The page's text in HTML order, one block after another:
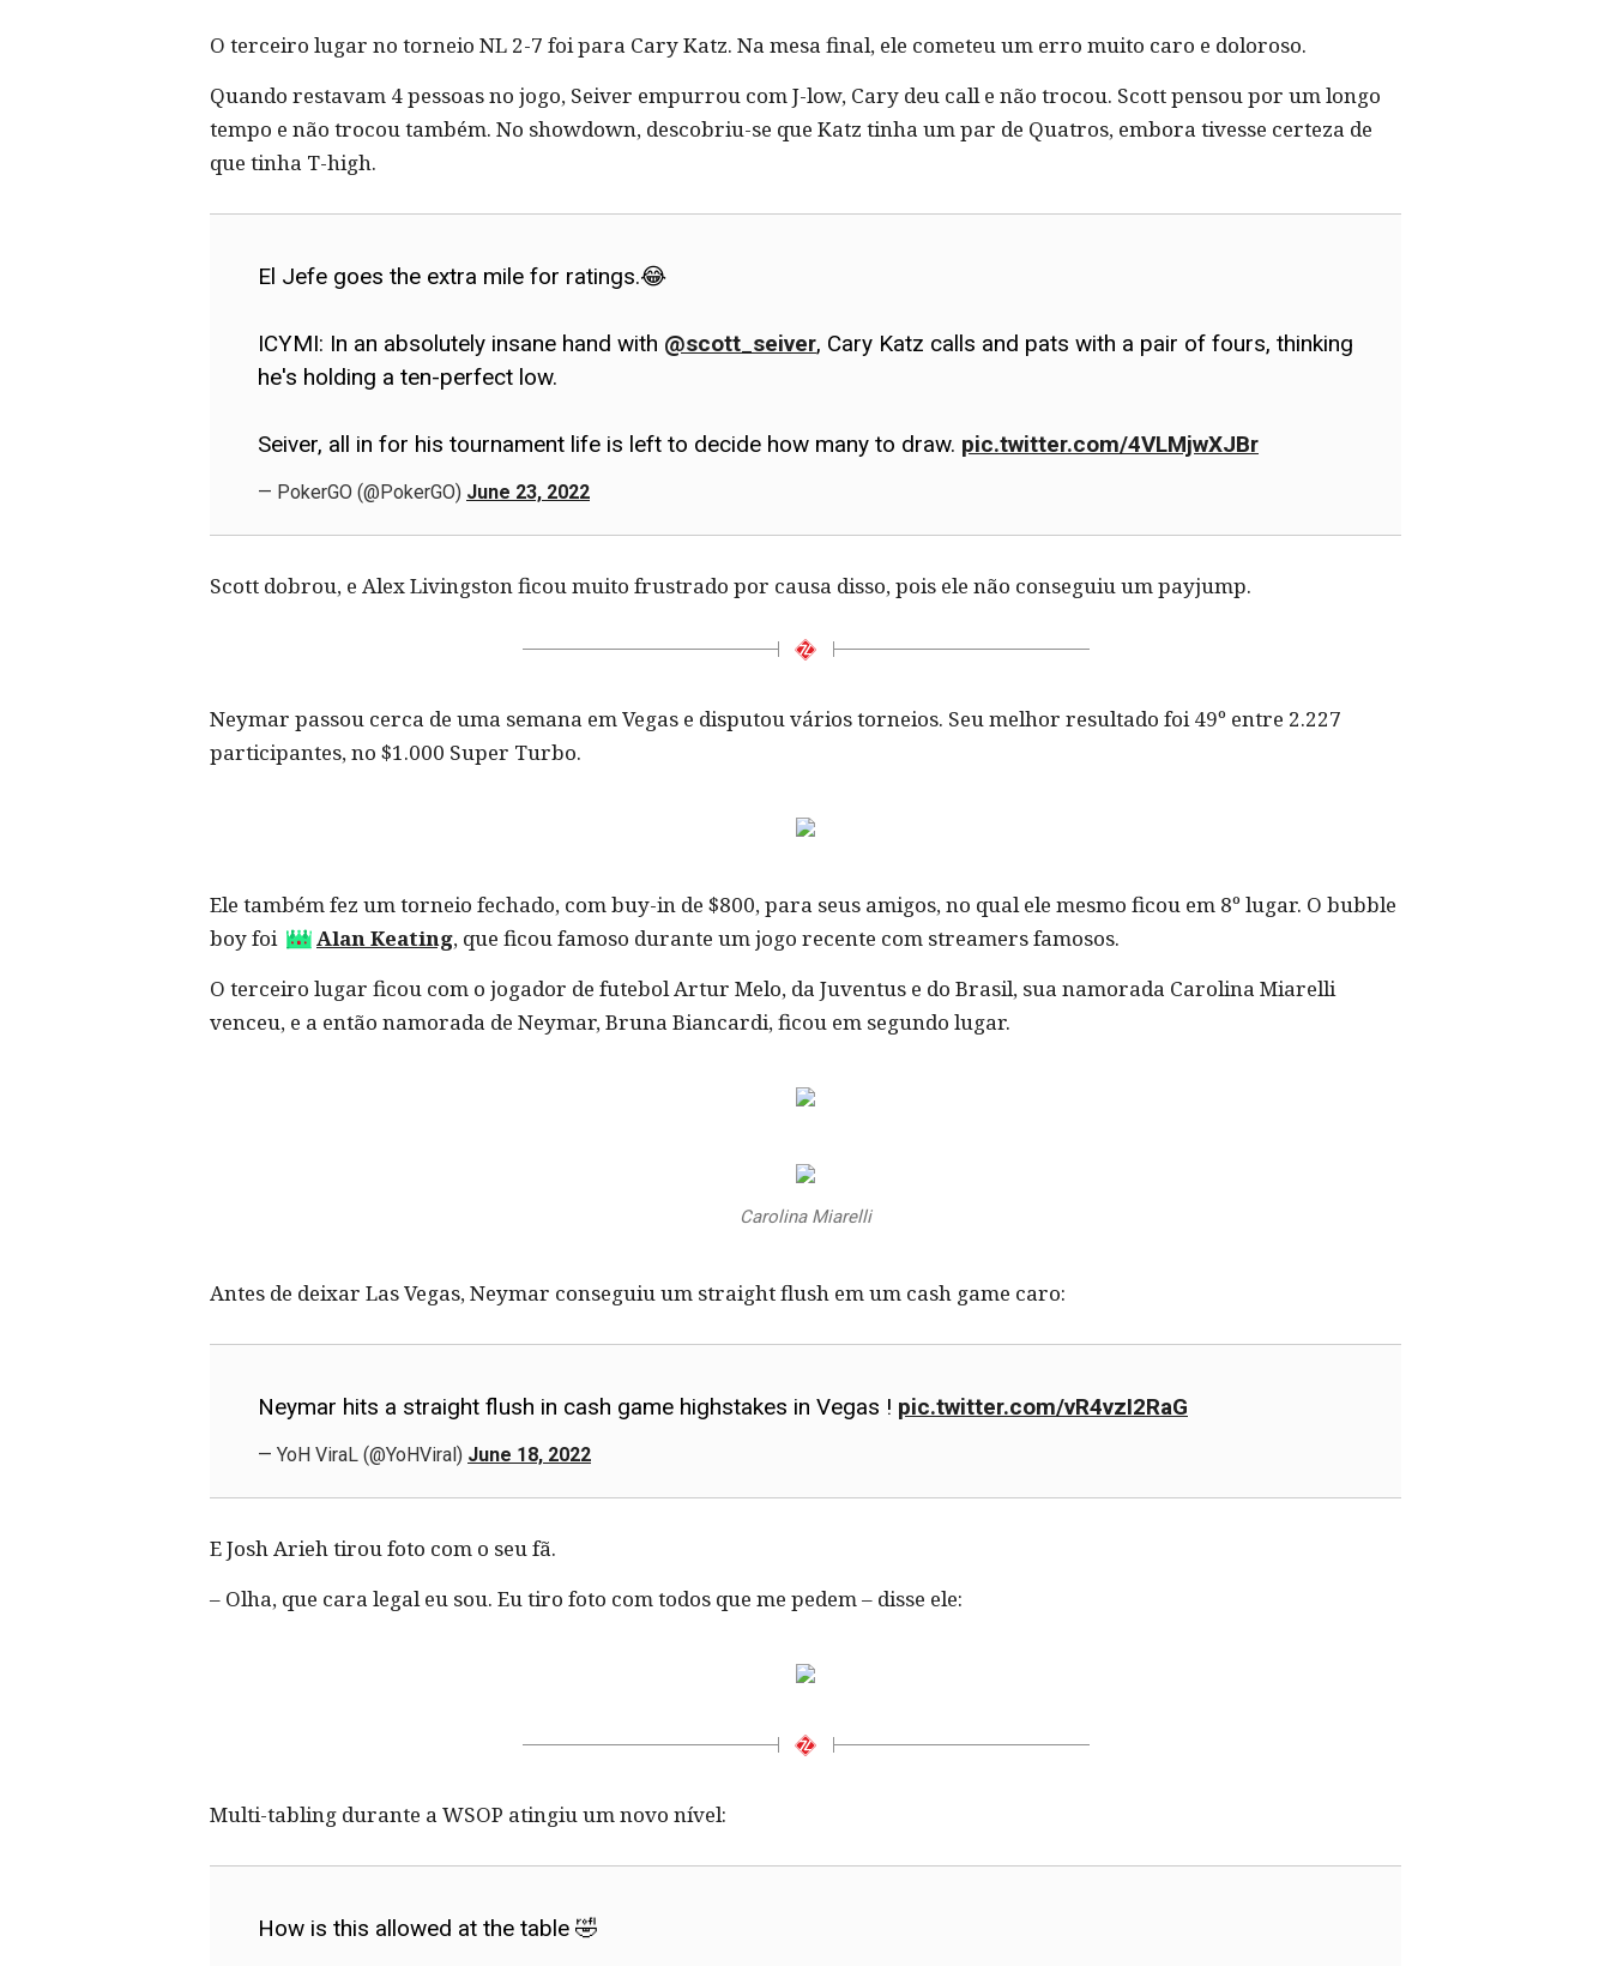
O terceiro lugar no torneio NL 2-7 foi para Cary Katz. Na mesa final, ele cometeu um erro muito caro e doloroso.
Quando restavam 4 pessoas no jogo, Seiver empurrou com J-low, Cary deu call e não trocou. Scott pensou por um longo
tempo e não trocou também. No showdown, descobriu-se que Katz tinha um par de Quatros, embora tivesse certeza de
que tinha T-high.
El Jefe goes the extra mile for ratings.😂
ICYMI: In an absolutely insane hand with @scott_seiver, Cary Katz calls and pats with a pair of fours, thinking
he's holding a ten-perfect low.
Seiver, all in for his tournament life is left to decide how many to draw. pic.twitter.com/4VLMjwXJBr
— PokerGO (@PokerGO) June 23, 2022
Scott dobrou, e Alex Livingston ficou muito frustrado por causa disso, pois ele não conseguiu um payjump.
Neymar passou cerca de uma semana em Vegas e disputou vários torneios. Seu melhor resultado foi 49º entre 2.227
participantes, no $1.000 Super Turbo.
Ele também fez um torneio fechado, com buy-in de $800, para seus amigos, no qual ele mesmo ficou em 8º lugar. O bubble
boy foi
Alan Keating, que ficou famoso durante um jogo recente com streamers famosos.
O terceiro lugar ficou com o jogador de futebol Artur Melo, da Juventus e do Brasil, sua namorada Carolina Miarelli
venceu, e a então namorada de Neymar, Bruna Biancardi, ficou em segundo lugar.
Carolina Miarelli
Antes de deixar Las Vegas, Neymar conseguiu um straight flush em um cash game caro:
Neymar hits a straight flush in cash game highstakes in Vegas ! pic.twitter.com/vR4vzI2RaG
— YoH ViraL (@YoHViral) June 18, 2022
E Josh Arieh tirou foto com o seu fã.
– Olha, que cara legal eu sou. Eu tiro foto com todos que me pedem – disse ele:
Multi-tabling durante a WSOP atingiu um novo nível:
How is this allowed at the table 🤣